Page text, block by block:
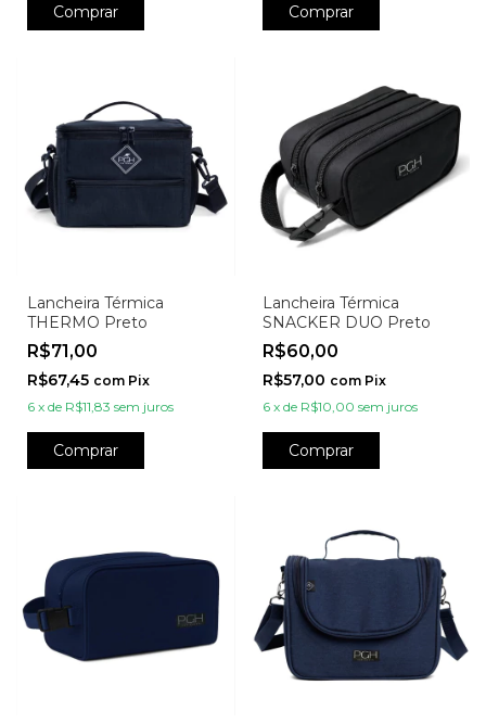
Comprar Comprar
Lancheira Térmica
THERMO Preto
R$71,00
R$67,45 com Pix
6 x de R$11,83 sem juros
Comprar
Lancheira Térmica
SNACKER DUO Preto
R$60,00
R$57,00 com Pix
6 x de R$10,00 sem juros
Comprar